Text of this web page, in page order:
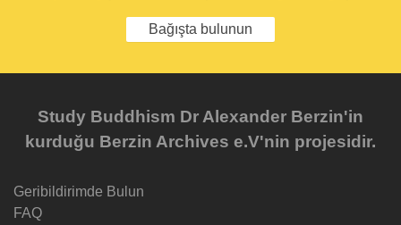
Bağışta bulunun
Study Buddhism Dr Alexander Berzin'in
kurduğu Berzin Archives e.V'nin projesidir.
Geribildirimde Bulun
FAQ